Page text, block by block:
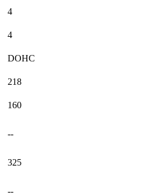
4
4
DOHC
218
160
--
325
--